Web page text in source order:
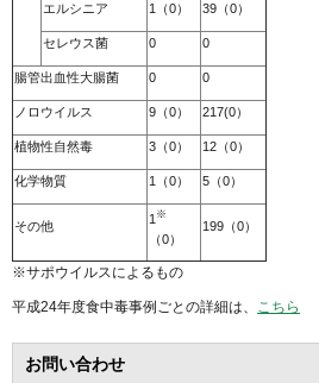
エルシニア 1（0） 39（0）
セレウス菌 0 0
腸管出血性大腸菌 0 0
ノロウイルス 9（0） 217(0）
植物性自然毒 3（0） 12（0）
化学物質 1（0） 5（0）
その他
1 ※
（0）
199（0）
※サポウイルスによるもの
平成24年度食中毒事例ごとの詳細は、 こちら
お問い合わせ